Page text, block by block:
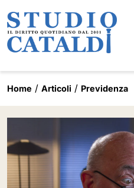
Home Articoli Previdenza